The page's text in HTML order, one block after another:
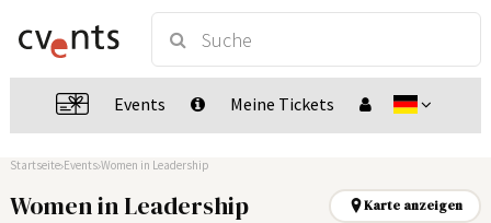
Events Meine Tickets
Startseite Events Women in Leadership
Women in Leadership Karte anzeigen